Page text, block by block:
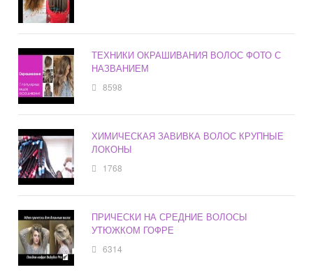
ТЕХНИКИ ОКРАШИВАНИЯ ВОЛОС ФОТО С
НАЗВАНИЕМ
8598
ХИМИЧЕСКАЯ ЗАВИВКА ВОЛОС КРУПНЫЕ
ЛОКОНЫ
1768
ПРИЧЕСКИ НА СРЕДНИЕ ВОЛОСЫ
УТЮЖКОМ ГОФРЕ
6314